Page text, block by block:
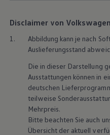
Disclaimer von Volkswagen
1.
Abbildung kann je nach
Auslieferungsstand
Die in dieser Darstellung
Ausstattungen können in
deutschen
teilweise
Mehrpreis.
Bitte beachten Sie auch
Übersicht der aktuell